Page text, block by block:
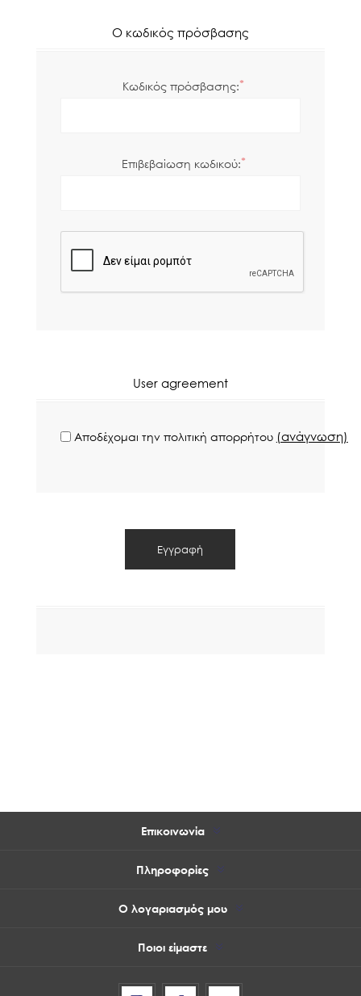
Ο κωδικός πρόσβασης
Κωδικός πρόσβασης:*
Επιβεβαίωση κωδικού:*
User agreement
Αποδέχομαι την πολιτική απορρήτου (ανάγνωση)
Επικοινωνία
Πληροφορίες
Ο λογαριασμός μου
Ποιοι είμαστε